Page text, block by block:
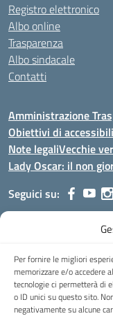
Per fornire le migliori
memorizzare e/o accedere
tecnologie ci permetterà di
o ID unici su questo sito.
negativamente su alcune
Registro elettronico
Albo online
Trasparenza
Albo sindacale
Contatti
Amministrazione
Obiettivi di
Note legaliVecchie
Lady Oscar: il non
Seguici su:
Viale Aldo
Posta elettronica
Codice fiscale:
Codice meccanografico: